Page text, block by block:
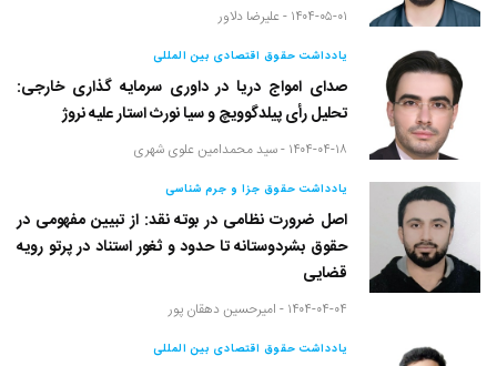
۱۴۰۴-۰۵-۰۱ - علیرضا دلاور
یادداشت حقوق اقتصادی بین المللی
صدای امواج دریا در داوری سرمایه گذاری خارجی:
تحلیل رأی پیلدگوویچ و سیا نورث استار علیه نروژ
۱۴۰۴-۰۴-۱۸ - سید محمدامین علوی شهری
یادداشت حقوق جزا و جرم شناسی
اصل ضرورت نظامی در بوته نقد: از تبیین مفهومی در
حقوق بشردوستانه تا حدود و ثغور استناد در پرتو رویه
قضایی
۱۴۰۴-۰۴-۰۴ - امیرحسین دهقان پور
یادداشت حقوق اقتصادی بین المللی